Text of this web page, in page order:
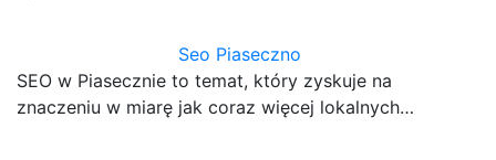
Seo Piaseczno
SEO w Piasecznie to temat, który zyskuje na
znaczeniu w miarę jak coraz więcej lokalnych…